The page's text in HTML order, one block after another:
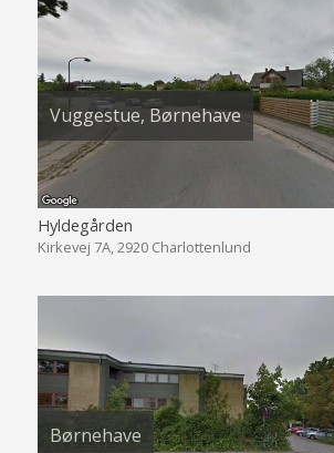
Vuggestue, Børnehave
Hyldegården
Kirkevej 7A, 2920 Charlottenlund
Børnehave